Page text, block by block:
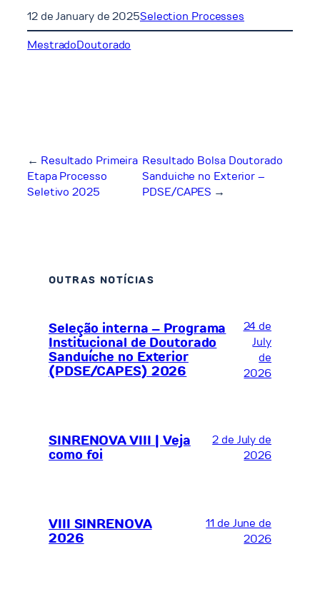
12 de January de 2025Selection Processes
MestradoDoutorado
← Resultado Primeira
Etapa Processo
Seletivo 2025
Resultado Bolsa Doutorado
Sanduiche no Exterior –
PDSE/CAPES →
OUTRAS NOTÍCIAS
Seleção interna – Programa
Institucional de Doutorado
Sanduíche no Exterior
(PDSE/CAPES) 2026
24 de
July
de
2026
SINRENOVA VIII | Veja
como foi
2 de July de
2026
VIII SINRENOVA
2026
11 de June de
2026